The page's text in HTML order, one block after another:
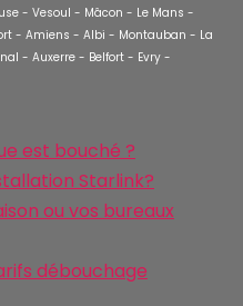
- Vesoul - Mâcon - Le Mans -
- Amiens - Albi - Montauban - La
- Auxerre - Belfort - Evry -
est bouché ?
Starlink?
ou vos bureaux
débouchage